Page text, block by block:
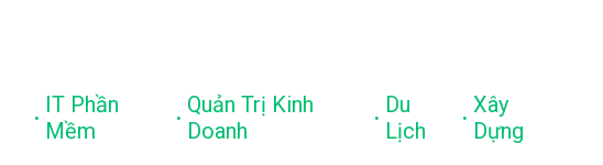
. IT Phần
Mềm
. Quản Trị Kinh
Doanh
. Du
Lịch
. Xây
Dựng